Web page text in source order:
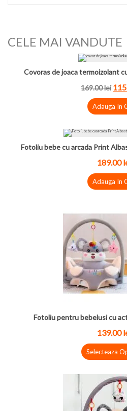
CELE MAI VANDUTE
Covoras de joaca termoizolant
169.00lei
Adauga In
Fotoliu bebe cu arcada Print
189.00
Adauga In
Fotoliu pentru bebelusi cu
139.00
Selecteaza